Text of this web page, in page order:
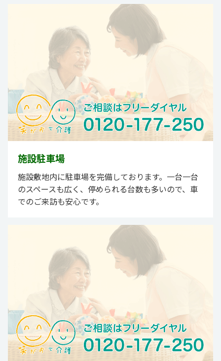
施設駐車場
施設敷地内に駐車場を完備しております。一台一台
のスペースも広く、停められる台数も多いので、車
でのご来訪も安心です。